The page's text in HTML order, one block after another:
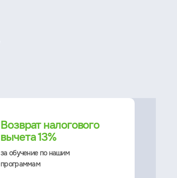
Возврат налогового
вычета 13%
за обучение по нашим
программам